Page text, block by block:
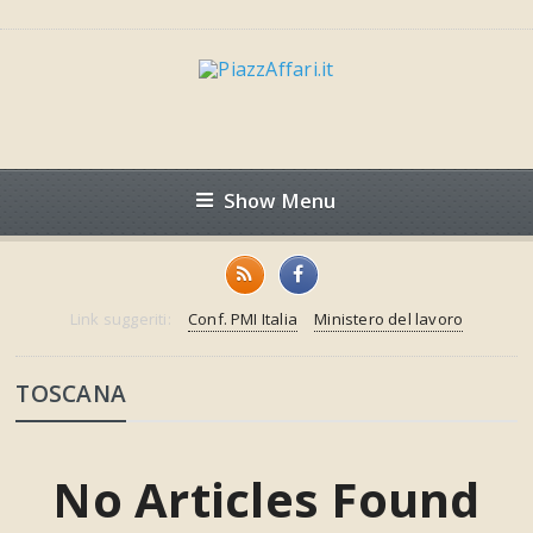
Show Menu
Link suggeriti: Conf. PMI Italia Ministero del lavoro
TOSCANA
No Articles Found